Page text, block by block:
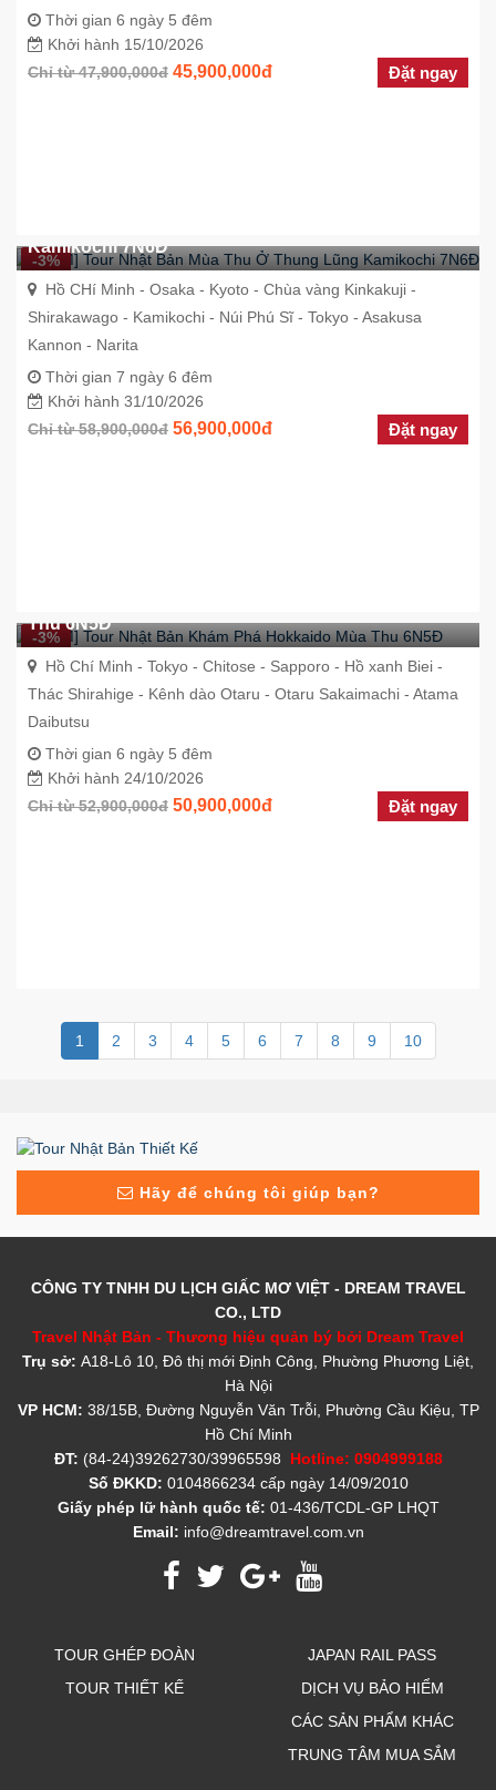
Thời gian 6 ngày 5 đêm
Khởi hành 15/10/2026
Chỉ từ 47,900,000đ 45,900,000đ Đặt ngay
-3%
Kamikochi 7N6Đ
Hồ CHí Minh - Osaka - Kyoto - Chùa vàng Kinkakuji -
Shirakawago - Kamikochi - Núi Phú Sĩ - Tokyo - Asakusa
Kannon - Narita
Thời gian 7 ngày 6 đêm
Khởi hành 31/10/2026
Chỉ từ 58,900,000đ 56,900,000đ Đặt ngay
-3%
Thu 6N5Đ
Hồ Chí Minh - Tokyo - Chitose - Sapporo - Hồ xanh Biei -
Thác Shirahige - Kênh dào Otaru - Otaru Sakaimachi - Atama
Daibutsu
Thời gian 6 ngày 5 đêm
Khởi hành 24/10/2026
Chỉ từ 52,900,000đ 50,900,000đ Đặt ngay
1 2 3 4 5 6 7 8 9 10
Hãy để chúng tôi giúp bạn?
CÔNG TY TNHH DU LỊCH GIẤC MƠ VIỆT - DREAM TRAVEL
CO., LTD
Travel Nhật Bản - Thương hiệu quản bý bởi Dream Travel
Trụ sở: A18-Lô 10, Đô thị mới Định Công, Phường Phương Liệt,
Hà Nội
VP HCM: 38/15B, Đường Nguyễn Văn Trỗi, Phường Cầu Kiệu, TP
Hồ Chí Minh
ĐT: (84-24)39262730/39965598 Hotline: 0904999188
Số ĐKKD: 0104866234 cấp ngày 14/09/2010
Giấy phép lữ hành quốc tế: 01-436/TCDL-GP LHQT
Email: info@dreamtravel.com.vn
TOUR GHÉP ĐOÀN
TOUR THIẾT KẾ
JAPAN RAIL PASS
DỊCH VỤ BẢO HIỂM
CÁC SẢN PHẨM KHÁC
TRUNG TÂM MUA SẮM